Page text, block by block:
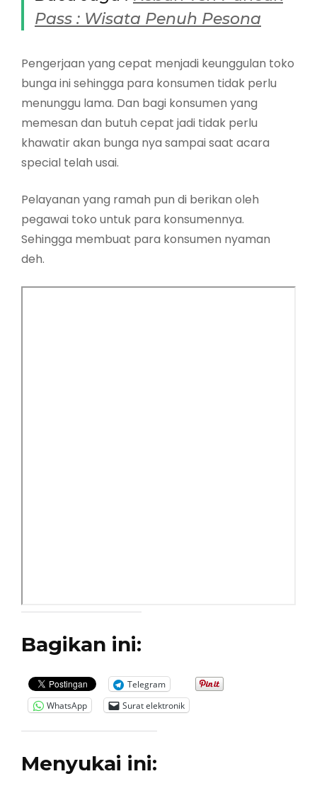
Pass : Wisata Penuh Pesona
Pengerjaan yang cepat menjadi keunggulan toko
bunga ini sehingga para konsumen tidak perlu
menunggu lama. Dan bagi konsumen yang
memesan dan butuh cepat jadi tidak perlu
khawatir akan bunga nya sampai saat acara
special telah usai.
Pelayanan yang ramah pun di berikan oleh
pegawai toko untuk para konsumennya.
Sehingga membuat para konsumen nyaman
deh.
Bagikan ini:
Telegram
WhatsApp
Surat elektronik
Menyukai ini: